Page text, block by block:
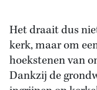
Het draait dus
kerk, maar om
hoekstenen van
Dankzij de